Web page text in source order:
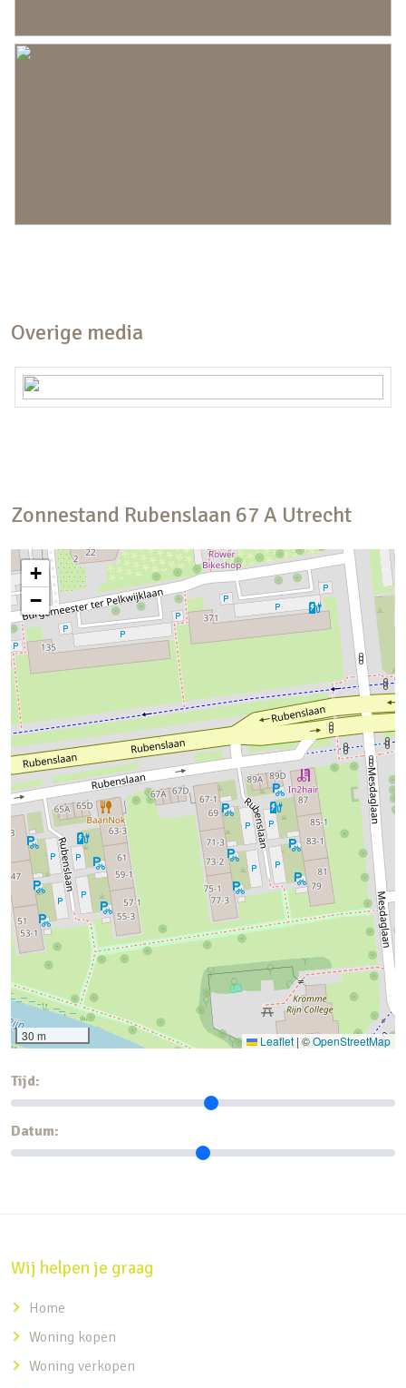
Overige media
Zonnestand Rubenslaan 67 A Utrecht
+
−
30 m Leaflet | ©OpenStreetMap
Tijd:
Datum:
Wij helpen je graag
Home
Woning kopen
Woning verkopen